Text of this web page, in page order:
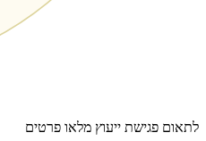
לתאום פגישת ייעוץ מלאו פרטים